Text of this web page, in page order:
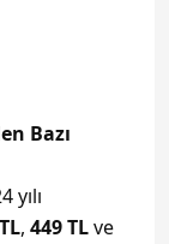
Bazı
yılı
,449 TLve